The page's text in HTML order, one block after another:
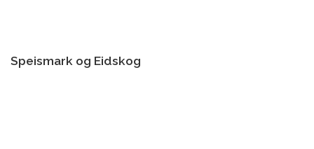
Speismark og Eidskog